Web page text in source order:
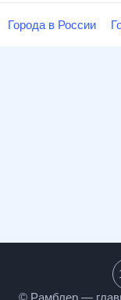
Города в России